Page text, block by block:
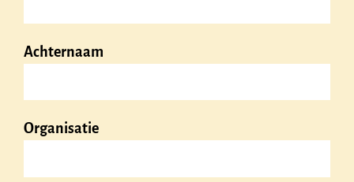
Achternaam
Organisatie